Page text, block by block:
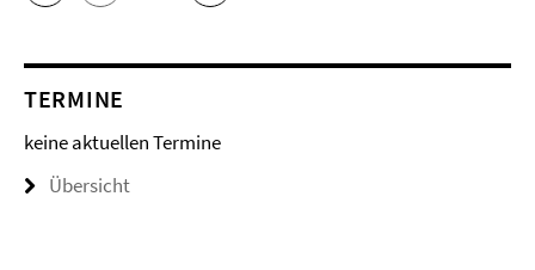
TERMINE
keine aktuellen Termine
Übersicht